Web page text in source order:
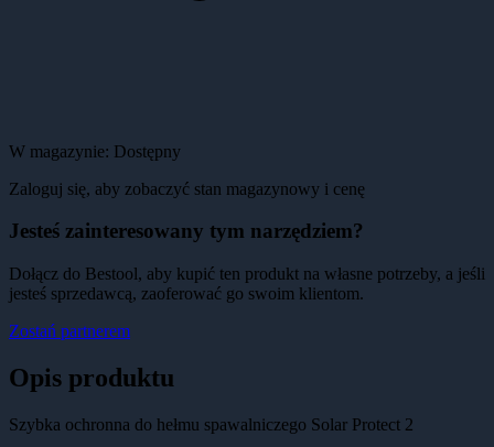
W magazynie: Dostępny
Zaloguj się, aby zobaczyć stan magazynowy i cenę
Jesteś zainteresowany tym narzędziem?
Dołącz do Bestool, aby kupić ten produkt na własne potrzeby, a jeśli
jesteś sprzedawcą, zaoferować go swoim klientom.
Zostań partnerem
Opis produktu
Szybka ochronna do hełmu spawalniczego Solar Protect 2